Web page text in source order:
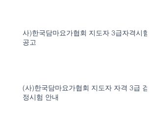
사)한국담마요가협회 지도자 3급자격시험
공고
(사)한국담마요가협회 지도자 자격 3급 검
정시험 안내